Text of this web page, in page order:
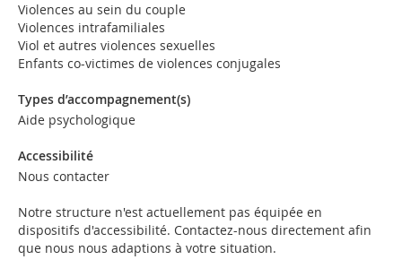
Violences au sein du couple
Violences intrafamiliales
Viol et autres violences sexuelles
Enfants co-victimes de violences conjugales
Types d’accompagnement(s)
Aide psychologique
Accessibilité
Nous contacter
Notre structure n'est actuellement pas équipée en
dispositifs d'accessibilité. Contactez-nous directement afin
que nous nous adaptions à votre situation.